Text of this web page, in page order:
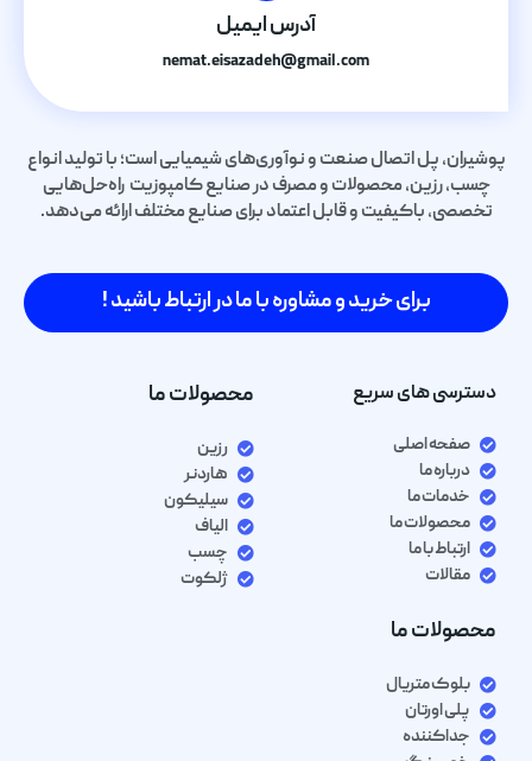
آدرس ایمیل
nemat.eisazadeh@gmail.com
پوشیران، پل اتصال صنعت و نوآوری‌های شیمیایی است؛ با تولید انواع
چسب، رزین، محصولات و مصرف در صنایع کامپوزیت راه‌حل‌هایی
تخصصی، باکیفیت و قابل اعتماد برای صنایع مختلف ارائه می‌دهد.
برای خرید و مشاوره با ما در ارتباط باشید !
دسترسی های سریع
صفحه اصلی
درباره ما
خدمات ما
محصولات ما
ارتباط با ما
مقالات
محصولات ما
رزین
هاردنر
سیلیکون
الیاف
چسب
ژلکوت
محصولات ما
بلوک متریال
پلی اورتان
جداکننده